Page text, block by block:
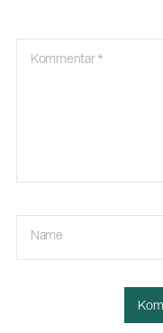
Kommentar*
Name